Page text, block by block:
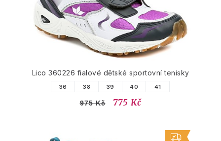
Lico 360226 fialové dětské sportovní tenisky
36 38 39 40 41
975 Kč 775 Kč